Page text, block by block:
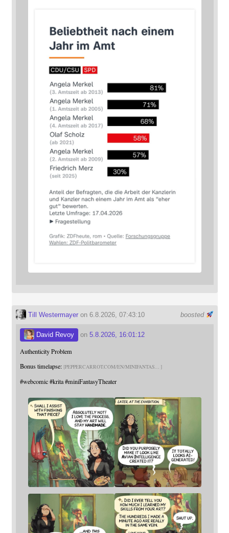
boosted
Till Westermayeron 6.8.2026, 07:43:10
David Revoy on 5.8.2026, 16:01:12
Authenticity Problem
Bonus timelapse: PEPPERCARROT.COM/EN/MINIFANTAS
#webcomic #krita #miniFantasyTheater